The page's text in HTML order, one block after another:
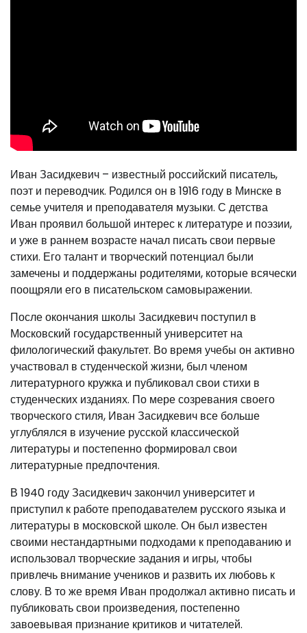
Иван Засидкевич – известный российский писатель,
поэт и переводчик. Родился он в 1916 году в Минске в
семье учителя и преподавателя музыки. С детства
Иван проявил большой интерес к литературе и поэзии,
и уже в раннем возрасте начал писать свои первые
стихи. Его талант и творческий потенциал были
замечены и поддержаны родителями, которые всячески
поощряли его в писательском самовыражении.
После окончания школы Засидкевич поступил в
Московский государственный университет на
филологический факультет. Во время учебы он активно
участвовал в студенческой жизни, был членом
литературного кружка и публиковал свои стихи в
студенческих изданиях. По мере созревания своего
творческого стиля, Иван Засидкевич все больше
углублялся в изучение русской классической
литературы и постепенно формировал свои
литературные предпочтения.
В 1940 году Засидкевич закончил университет и
приступил к работе преподавателем русского языка и
литературы в московской школе. Он был известен
своими нестандартными подходами к преподаванию и
использовал творческие задания и игры, чтобы
привлечь внимание учеников и развить их любовь к
слову. В то же время Иван продолжал активно писать и
публиковать свои произведения, постепенно
завоевывая признание критиков и читателей.